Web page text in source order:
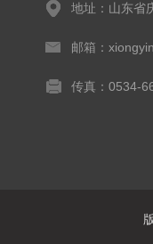
地址：山东省
邮箱：
传真：0534-